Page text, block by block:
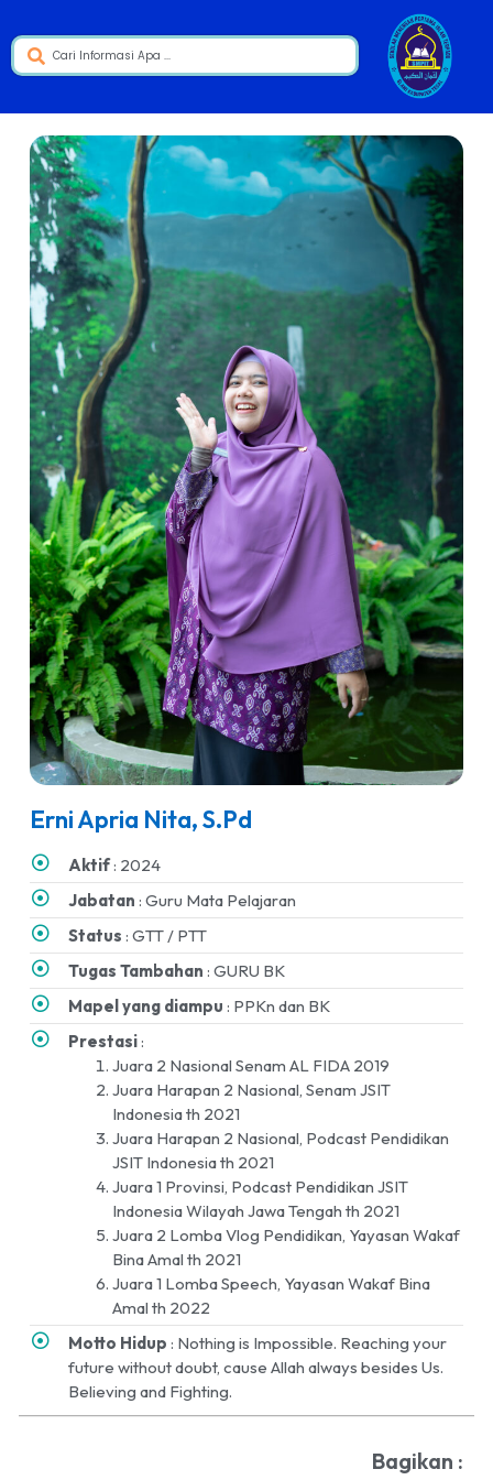
Erni Apria Nita, S.Pd
Aktif: 2024
Jabatan : Guru Mata Pelajaran
Status : GTT / PTT
Tugas Tambahan : GURU BK
Mapel yang diampu : PPKn dan BK
Prestasi:
Juara 2 Nasional Senam AL FIDA 2019
Juara Harapan 2 Nasional, Senam JSIT
Indonesia th 2021
Juara Harapan 2 Nasional, Podcast Pendidikan
JSIT Indonesia th 2021
Juara 1 Provinsi, Podcast Pendidikan JSIT
Indonesia Wilayah Jawa Tengah th 2021
Juara 2 Lomba Vlog Pendidikan, Yayasan Wakaf
Bina Amal th 2021
Juara 1 Lomba Speech, Yayasan Wakaf Bina
Amal th 2022
Motto Hidup : Nothing is Impossible. Reaching your
future without doubt, cause Allah always besides Us.
Believing and Fighting.
Bagikan :